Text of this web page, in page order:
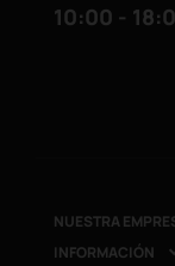
10:00 -
NUESTRA
INFORMACIÓN